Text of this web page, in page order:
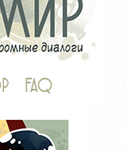
FAQ